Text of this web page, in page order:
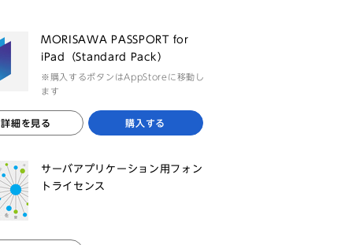
MORISAWA PASSPORT for
iPad（Standard Pack）
※購入するボタンはAppStoreに移動し
ます
詳細を見る 購入する
サーバアプリケーション用フォン
トライセンス